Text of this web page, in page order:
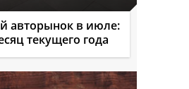
авторынок в июле:
текущего года